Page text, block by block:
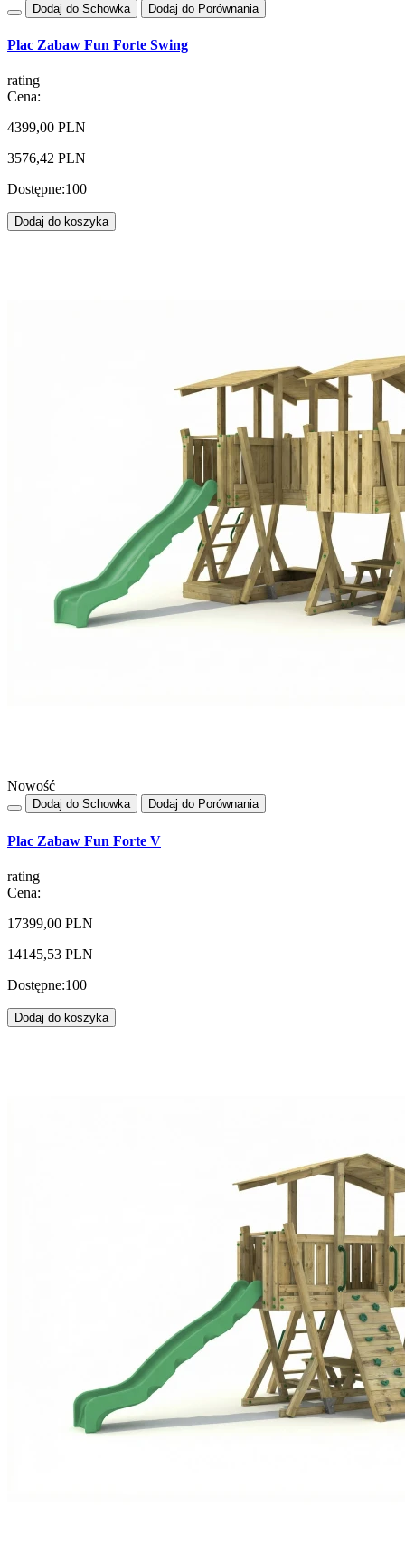
Dodaj do Schowka Dodaj do Porównania
Plac Zabaw Fun Forte Swing
rating
Cena:
4399,00 PLN
3576,42 PLN
Dostępne:100
Dodaj do koszyka
Nowość
Dodaj do Schowka Dodaj do Porównania
Plac Zabaw Fun Forte V
rating
Cena:
17399,00 PLN
14145,53 PLN
Dostępne:100
Dodaj do koszyka